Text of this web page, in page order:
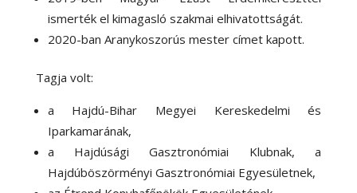
ismerték el kimagasló szakmai elhivatottságát.
2020-ban Aranykoszorús mester címet kapott.
Tagja volt:
a Hajdú-Bihar Megyei Kereskedelmi és
Iparkamarának,
a Hajdúsági Gasztronómiai Klubnak, a
Hajdúböszörményi Gasztronómiai Egyesületnek,